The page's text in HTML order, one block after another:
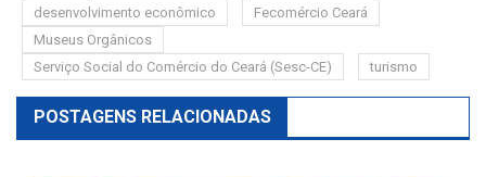
desenvolvimento econômico
Fecomércio Ceará
Museus Orgânicos
Serviço Social do Comércio do Ceará (Sesc-CE)
turismo
POSTAGENS RELACIONADAS